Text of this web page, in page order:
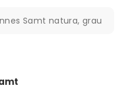
Samt natura, grau